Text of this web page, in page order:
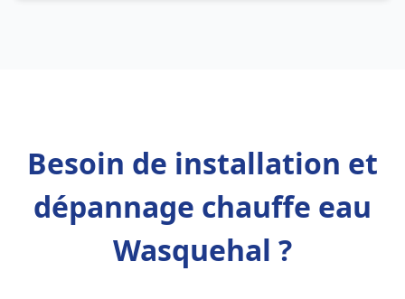
Besoin de installation et
dépannage chauffe eau
Wasquehal ?